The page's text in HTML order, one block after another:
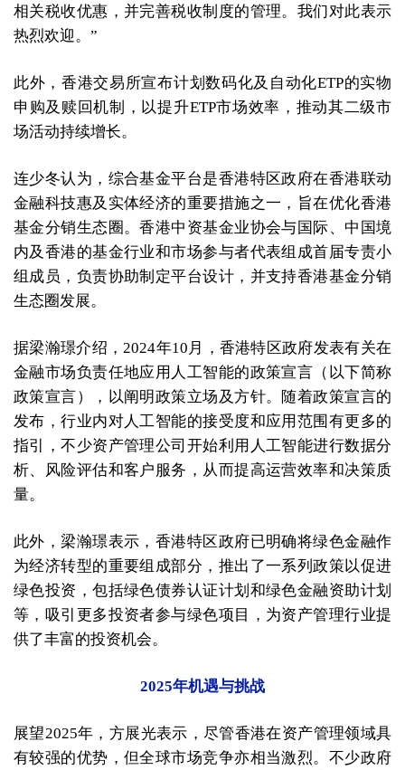
相关税收优惠，并完善税收制度的管理。我们对此表示
热烈欢迎。”
此外，香港交易所宣布计划数码化及自动化ETP的实物
申购及赎回机制，以提升ETP市场效率，推动其二级市
场活动持续增长。
连少冬认为，综合基金平台是香港特区政府在香港联动
金融科技惠及实体经济的重要措施之一，旨在优化香港
基金分销生态圈。香港中资基金业协会与国际、中国境
内及香港的基金行业和市场参与者代表组成首届专责小
组成员，负责协助制定平台设计，并支持香港基金分销
生态圈发展。
据梁瀚璟介绍，2024年10月，香港特区政府发表有关在
金融市场负责任地应用人工智能的政策宣言（以下简称
政策宣言），以阐明政策立场及方针。随着政策宣言的
发布，行业内对人工智能的接受度和应用范围有更多的
指引，不少资产管理公司开始利用人工智能进行数据分
析、风险评估和客户服务，从而提高运营效率和决策质
量。
此外，梁瀚璟表示，香港特区政府已明确将绿色金融作
为经济转型的重要组成部分，推出了一系列政策以促进
绿色投资，包括绿色债券认证计划和绿色金融资助计划
等，吸引更多投资者参与绿色项目，为资产管理行业提
供了丰富的投资机会。
2025年机遇与挑战
展望2025年，方展光表示，尽管香港在资产管理领域具
有较强的优势，但全球市场竞争亦相当激烈。不少政府